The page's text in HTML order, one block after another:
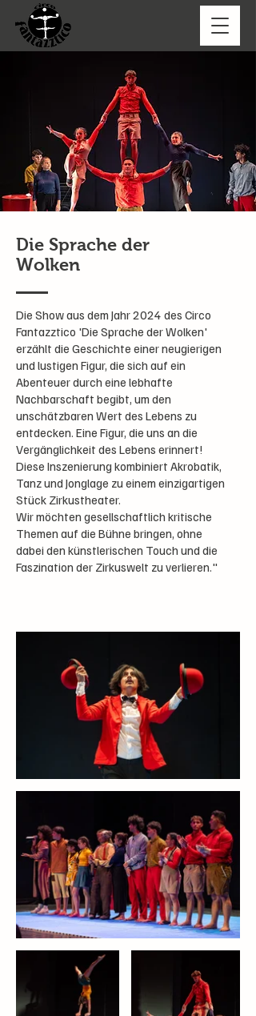
Die Sprache der
Wolken
Die Show aus dem Jahr 2024 des Circo
Fantazztico 'Die Sprache der Wolken'
erzählt die Geschichte einer neugierigen
und lustigen Figur, die sich auf ein
Abenteuer durch eine lebhafte
Nachbarschaft begibt, um den
unschätzbaren Wert des Lebens zu
entdecken. Eine Figur, die uns an die
Vergänglichkeit des Lebens erinnert!
Diese Inszenierung kombiniert Akrobatik,
Tanz und Jonglage zu einem einzigartigen
Stück Zirkustheater.
Wir möchten gesellschaftlich kritische
Themen auf die Bühne bringen, ohne
dabei den künstlerischen Touch und die
Faszination der Zirkuswelt zu verlieren."